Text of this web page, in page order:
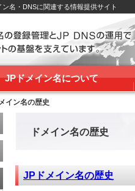
名・DNSに関連する情報提供サイト
JPドメイン名について
イン名の歴史
ドメイン名の歴史
JPドメイン名の歴史